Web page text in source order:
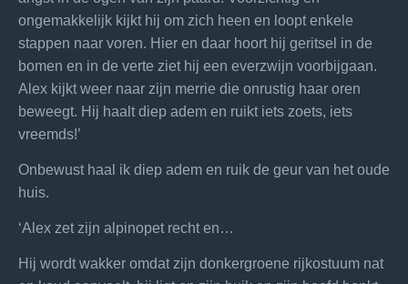
ongemakkelijk kijkt hij om zich heen en loopt enkele
stappen naar voren. Hier en daar hoort hij geritsel in de
bomen en in de verte ziet hij een everzwijn voorbijgaan.
Alex kijkt weer naar zijn merrie die onrustig haar oren
beweegt. Hij haalt diep adem en ruikt iets zoets, iets
vreemds!’
Onbewust haal ik diep adem en ruik de geur van het oude
huis.
‘Alex zet zijn alpinopet recht en…
Hij wordt wakker omdat zijn donkergroene rijkostuum nat